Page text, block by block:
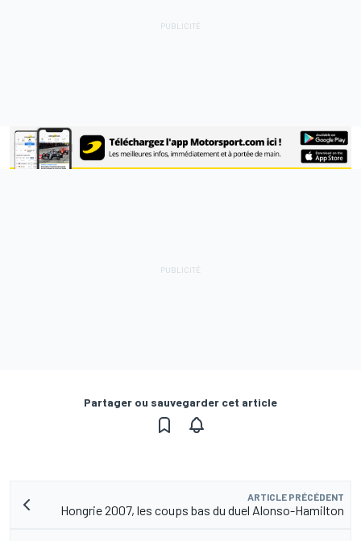
Partager ou sauvegarder cet article
ARTICLE PRÉCÉDENT
Hongrie 2007, les coups bas du duel Alonso-Hamilton